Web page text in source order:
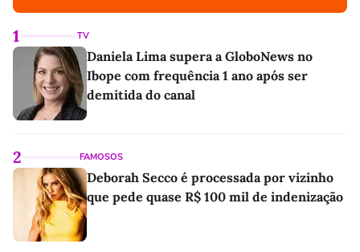
1 TV
Daniela Lima supera a GloboNews no
Ibope com frequência 1 ano após ser
demitida do canal
2 FAMOSOS
Deborah Secco é processada por vizinho
que pede quase R$ 100 mil de indenização